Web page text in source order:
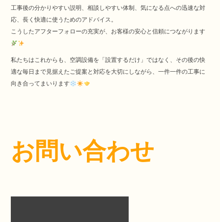
工事後の分かりやすい説明、相談しやすい体制、気になる点への迅速な対
応、長く快適に使うためのアドバイス。
こうしたアフターフォローの充実が、お客様の安心と信頼につながります
私たちはこれからも、空調設備を「設置するだけ」ではなく、その後の快
適な毎日まで見据えたご提案と対応を大切にしながら、一件一件の工事に
向き合ってまいります
お問い合わせ